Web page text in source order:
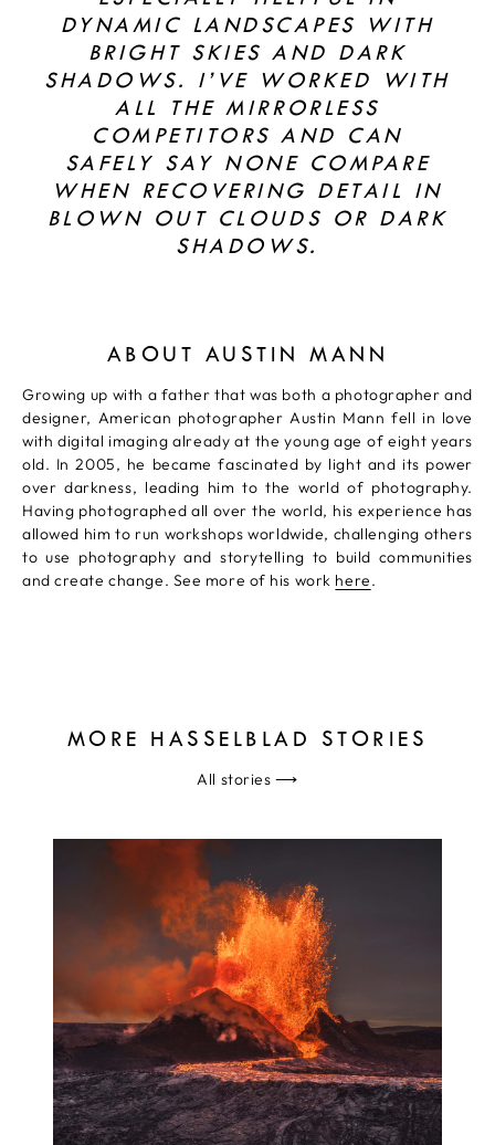
DYNAMIC LANDSCAPES WITH
BRIGHT SKIES AND DARK
SHADOWS. I’VE WORKED WITH
ALL THE MIRRORLESS
COMPETITORS AND CAN
SAFELY SAY NONE COMPARE
WHEN RECOVERING DETAIL IN
BLOWN OUT CLOUDS OR DARK
SHADOWS.
ABOUT AUSTIN MANN
Growing up with a father that was both a photographer and
designer, American photographer Austin Mann fell in love
with digital imaging already at the young age of eight years
old. In 2005, he became fascinated by light and its power
over darkness, leading him to the world of photography.
Having photographed all over the world, his experience has
allowed him to run workshops worldwide, challenging others
to use photography and storytelling to build communities
and create change. See more of his work here.
MORE HASSELBLAD STORIES
All stories ⟶